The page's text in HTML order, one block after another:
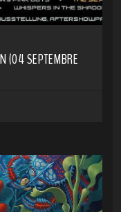
(04 SEPTEMBRE